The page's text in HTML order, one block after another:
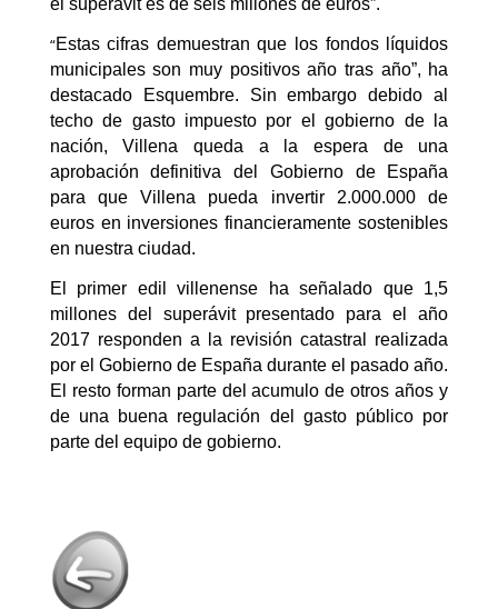
“Estas cifras demuestran que los fondos líquidos
municipales son muy positivos año tras año”, ha
destacado Esquembre. Sin embargo debido al
techo de gasto impuesto por el gobierno de la
nación, Villena queda a la espera de una
aprobación definitiva del Gobierno de España
para que Villena pueda invertir 2.000.000 de
euros en inversiones financieramente sostenibles
en nuestra ciudad.
El primer edil villenense ha señalado que 1,5
millones del superávit presentado para el año
2017 responden a la revisión catastral realizada
por el Gobierno de España durante el pasado año.
El resto forman parte del acumulo de otros años y
de una buena regulación del gasto público por
parte del equipo de gobierno.